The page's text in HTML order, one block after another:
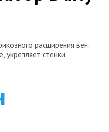
расширения вен:
укрепляет стенки